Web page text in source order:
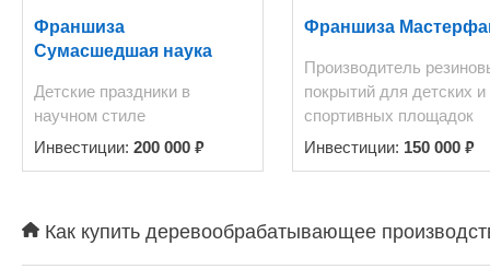
Франшиза
Сумасшедшая наука
Детские праздники в
научном стиле
Инвестиции: 200 000 ₽
Франшиза
Производитель
покрытий для детских и
спортивных площадок
Инвестиции: 150 000 ₽
Как купить деревообрабатывающее